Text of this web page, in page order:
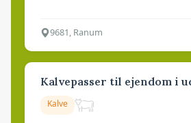
9681, Ranum
Kalvepasser til ejendom i
Kalve